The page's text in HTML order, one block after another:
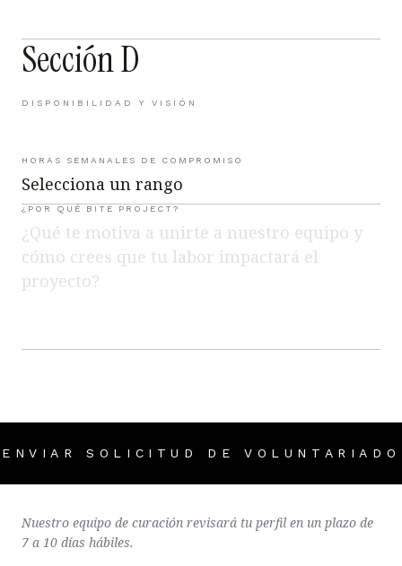
Sección D
DISPONIBILIDAD Y VISIÓN
HORAS SEMANALES DE COMPROMISO
¿POR QUÉ BITE PROJECT?
ENVIAR SOLICITUD DE VOLUNTARIADO
Nuestro equipo de curación revisará tu perfil en un plazo de
7 a 10 días hábiles.